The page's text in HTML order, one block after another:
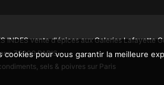
INDES vente d'épices aux Galeries Lafayette
75009 PARIS
sels & poivres sur Paris
cookies pour vous garantir la meilleure